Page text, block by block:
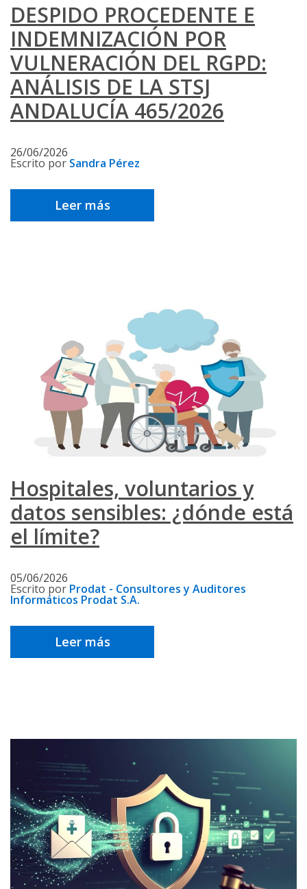
DESPIDO PROCEDENTE E
INDEMNIZACIÓN POR
VULNERACIÓN DEL RGPD:
ANÁLISIS DE LA STSJ
ANDALUCÍA 465/2026
26/06/2026
Escrito por Sandra Pérez
Leer más
Hospitales, voluntarios y
datos sensibles: ¿dónde está
el límite?
05/06/2026
Escrito por Prodat - Consultores y Auditores
Informáticos Prodat S.A.
Leer más